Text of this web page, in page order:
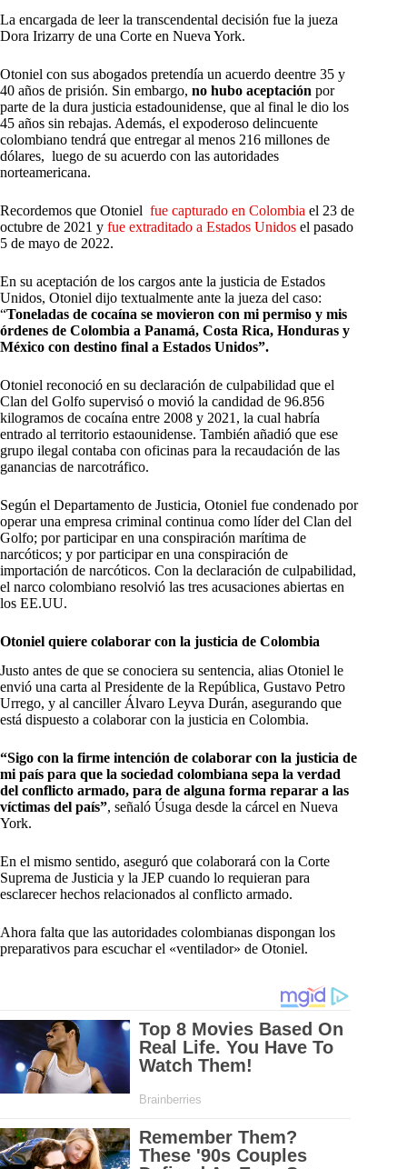
La encargada de leer la transcendental decisión fue la jueza
Dora Irizarry de una Corte en Nueva York.
Otoniel con sus abogados pretendía un acuerdo deentre 35 y
40 años de prisión. Sin embargo, no hubo aceptación por
parte de la dura justicia estadounidense, que al final le dio los
45 años sin rebajas. Además, el expoderoso delincuente
colombiano tendrá que entregar al menos 216 millones de
dólares, luego de su acuerdo con las autoridades
norteamericana.
Recordemos que Otoniel fue capturado en Colombia el 23 de
octubre de 2021 y fue extraditado a Estados Unidos el pasado
5 de mayo de 2022.
En su aceptación de los cargos ante la justicia de Estados
Unidos, Otoniel dijo textualmente ante la jueza del caso:
“Toneladas de cocaína se movieron con mi permiso y mis
órdenes de Colombia a Panamá, Costa Rica, Honduras y
México con destino final a Estados Unidos”.
Otoniel reconoció en su declaración de culpabilidad que el
Clan del Golfo supervisó o movió la candidad de 96.856
kilogramos de cocaína entre 2008 y 2021, la cual habría
entrado al territorio estaounidense. También añadió que ese
grupo ilegal contaba con oficinas para la recaudación de las
ganancias de narcotráfico.
Según el Departamento de Justicia, Otoniel fue condenado por
operar una empresa criminal continua como líder del Clan del
Golfo; por participar en una conspiración marítima de
narcóticos; y por participar en una conspiración de
importación de narcóticos. Con la declaración de culpabilidad,
el narco colombiano resolvió las tres acusaciones abiertas en
los EE.UU.
Otoniel quiere colaborar con la justicia de Colombia
Justo antes de que se conociera su sentencia, alias Otoniel le
envió una carta al Presidente de la República, Gustavo Petro
Urrego, y al canciller Álvaro Leyva Durán, asegurando que
está dispuesto a colaborar con la justicia en Colombia.
“Sigo con la firme intención de colaborar con la justicia de
mi país para que la sociedad colombiana sepa la verdad
del conflicto armado, para de alguna forma reparar a las
víctimas del país”, señaló Úsuga desde la cárcel en Nueva
York.
En el mismo sentido, aseguró que colaborará con la Corte
Suprema de Justicia y la JEP cuando lo requieran para
esclarecer hechos relacionados al conflicto armado.
Ahora falta que las autoridades colombianas dispongan los
preparativos para escuchar el «ventilador» de Otoniel.